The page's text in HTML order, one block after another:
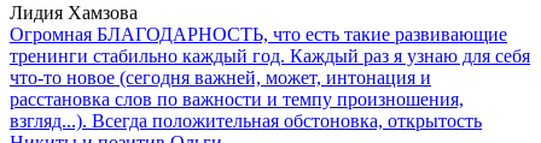
Лидия Хамзова
Огромная БЛАГОДАРНОСТЬ, что есть такие развивающие
тренинги стабильно каждый год. Каждый раз я узнаю для себя
что-то новое (сегодня важней, может, интонация и
расстановка слов по важности и темпу произношения,
взгляд...). Всегда положительная обстоновка, открытость